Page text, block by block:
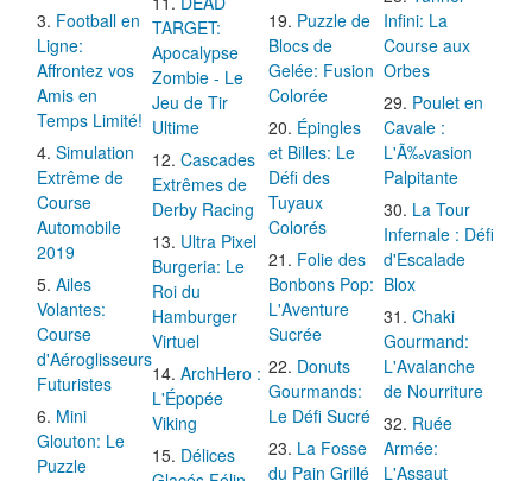
Football en
Ligne:
Affrontez vos
Amis en
Temps Limité!
Simulation
Extrême de
Course
Automobile
2019
Ailes
Volantes:
Course
d'Aéroglisseurs
Futuristes
Mini
Glouton: Le
Puzzle
TARGET:
Apocalypse
Zombie - Le
Jeu de Tir
Ultime
Cascades
Extrêmes de
Derby Racing
Ultra Pixel
Burgeria: Le
Roi du
Hamburger
Virtuel
ArchHero :
L'Épopée
Viking
Délices
Puzzle de
Blocs de
Gelée: Fusion
Colorée
Épingles
et Billes: Le
Défi des
Tuyaux
Colorés
Folie des
Bonbons Pop:
L'Aventure
Sucrée
Donuts
Gourmands:
Le Défi Sucré
La Fosse
du Pain Grillé
Infini: La
Course aux
Orbes
Poulet en
Cavale :
L'Ã‰vasion
Palpitante
La Tour
Infernale : Défi
d'Escalade
Blox
Chaki
Gourmand:
L'Avalanche
de Nourriture
Ruée
Armée:
L'Assaut